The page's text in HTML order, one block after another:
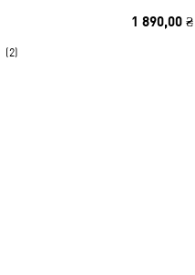
(2)
1 890,00 ₴